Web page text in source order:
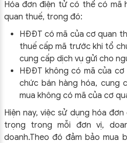
Hóa đơn điện tử có thể có mã
quan thuế, trong đó:
HĐĐT có mã của cơ quan
thuế cấp mã trước khi tổ
cung cấp dịch vụ gửi cho
HĐĐT không có mã của
chức bán hàng hóa, cung
mua không có mã của cơ
Hiện nay, việc sử dụng hóa
trọng trong mỗi đơn vị,
doanh.Theo đó đảm bảo mua